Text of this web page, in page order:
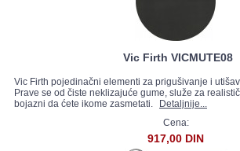
Vic Firth VICMUTE08
Vic Firth pojedinačni elementi za prigušivanje i
Prave se od čiste neklizajuće gume, služe za
bojazni da ćete ikome zasmetati.
Detaljnije...
Cena:
917,00 DIN